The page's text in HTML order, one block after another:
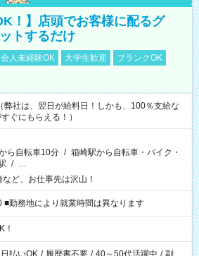
！】店頭でお客様に配るグ
トするだけ
人未経験OK 大学生歓迎
ブランクOK
弊社は、翌日が給料日！しかも、100％支給な
ぐにもらえる！）
ら自転車10分 / 箱崎駅から自転車・バイク・
/ …
ど、お仕事先は沢山！
■勤務地により就業時間は異なります
！
日払いOK / 履歴書不要 / 40～50代活躍中 / 副